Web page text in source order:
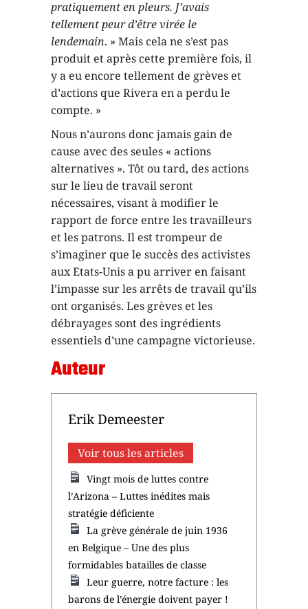
pratiquement en pleurs. J’avais
tellement peur d’être virée le
lendemain. » Mais cela ne s’est pas
produit et après cette première fois, il
y a eu encore tellement de grèves et
d’actions que Rivera en a perdu le
compte. »
Nous n’aurons donc jamais gain de
cause avec des seules « actions
alternatives ». Tôt ou tard, des actions
sur le lieu de travail seront
nécessaires, visant à modifier le
rapport de force entre les travailleurs
et les patrons. Il est trompeur de
s’imaginer que le succès des activistes
aux Etats-Unis a pu arriver en faisant
l’impasse sur les arrêts de travail qu’ils
ont organisés. Les grèves et les
débrayages sont des ingrédients
essentiels d’une campagne victorieuse.
Auteur
Erik Demeester
Voir tous les articles
Vingt mois de luttes contre
l’Arizona – Luttes inédites mais
stratégie déficiente
La grève générale de juin 1936
en Belgique – Une des plus
formidables batailles de classe
Leur guerre, notre facture : les
barons de l’énergie doivent payer !